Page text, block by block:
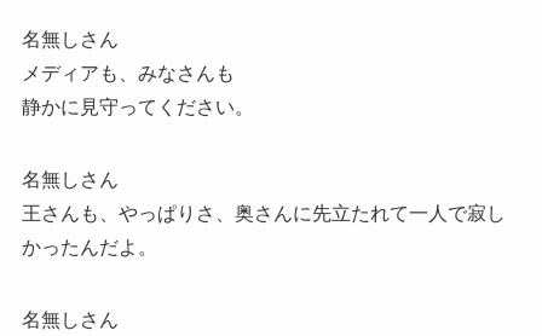
名無しさん
メディアも、みなさんも
静かに見守ってください。
名無しさん
王さんも、やっぱりさ、奥さんに先立たれて一人で寂し
かったんだよ。
名無しさん